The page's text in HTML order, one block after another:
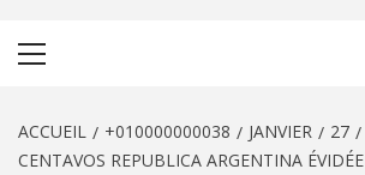
ACCUEIL +010000000038 JANVIER 27
CENTAVOS REPUBLICA ARGENTINA ÉVIDÉE